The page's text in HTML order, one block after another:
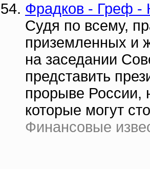
Фрадков - Греф -
Судя по всему,
приземленных и
на заседании
представить
прорыве России,
которые могут
Финансовые